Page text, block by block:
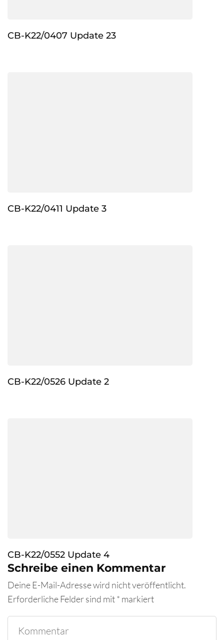
CB-K22/0407 Update 23
CB-K22/0411 Update 3
CB-K22/0526 Update 2
CB-K22/0552 Update 4
Schreibe einen Kommentar
Deine E-Mail-Adresse wird nicht veröffentlicht.
Erforderliche Felder sind mit* markiert